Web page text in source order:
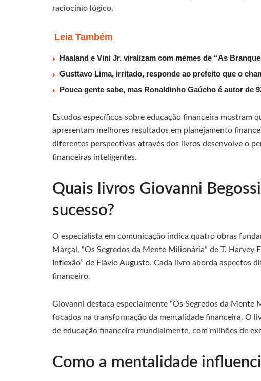
raciocínio lógico.
Leia Também
Haaland e Vini Jr. viralizam com memes de “As
Gusttavo Lima, irritado, responde ao prefeito que o
Pouca gente sabe, mas Ronaldinho Gaúcho é autor de
Estudos específicos sobre educação financeira mostram
apresentam melhores resultados em planejamento
diferentes perspectivas através dos livros desenvolve o
financeiras inteligentes.
Quais livros Giovanni
sucesso?
O especialista em comunicação indica quatro obras
Marçal, “Os Segredos da Mente Milionária” de T. Harvey
Inflexão” de Flávio Augusto. Cada livro aborda aspectos
financeiro.
Giovanni destaca especialmente “Os Segredos da Mente
focados na transformação da mentalidade financeira. O
de educação financeira mundialmente, com milhões de
Como a mentalidade